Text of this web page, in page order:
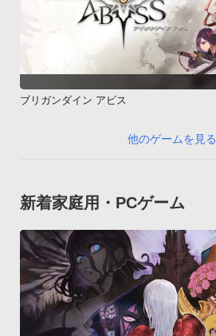
ブリガンダイン アビス
他のゲームを見る
新着家庭用・PCゲーム